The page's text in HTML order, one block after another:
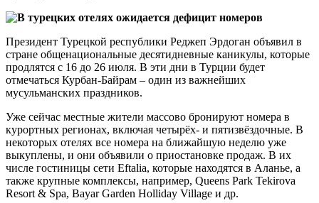
Президент Турецкой республики Реджеп Эрдоган объявил в
стране общенациональные десятидневные каникулы, которые
продлятся с 16 до 26 июля. В эти дни в Турции будет
отмечаться Курбан-Байрам – один из важнейших
мусульманских праздников.
Уже сейчас местные жители массово бронируют номера в
курортных регионах, включая четырёх- и пятизвёздочные. В
некоторых отелях все номера на ближайшую неделю уже
выкуплены, и они объявили о приостановке продаж. В их
числе гостиницы сети Eftalia, которые находятся в Аланье, а
также крупные комплексы, например, Queens Park Tekirova
Resort & Spa, Bayar Garden Holliday Village и др.